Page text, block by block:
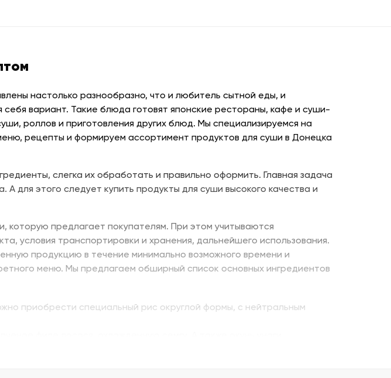
настолько разнообразно, что и любитель сытной еды, и
вариант. Такие блюда готовят японские рестораны, кафе и суши-
роллов и приготовления других блюд. Мы специализируемся на
рецепты и формируем ассортимент продуктов для суши в Донецка
слегка их обработать и правильно оформить. Главная задача
для этого следует купить продукты для суши высокого качества и
которую предлагает покупателям. При этом учитываются
условия транспортировки и хранения, дальнейшего использования.
продукцию в течение минимально возможного времени и
меню. Мы предлагаем обширный список основных ингредиентов
приобрести специальный рис округлой формы, с нейтральным
филе лосося, охлажденную семгу. А также окунь унаги,
Стружка тунца бонито – для последнего штриха к оформлению.